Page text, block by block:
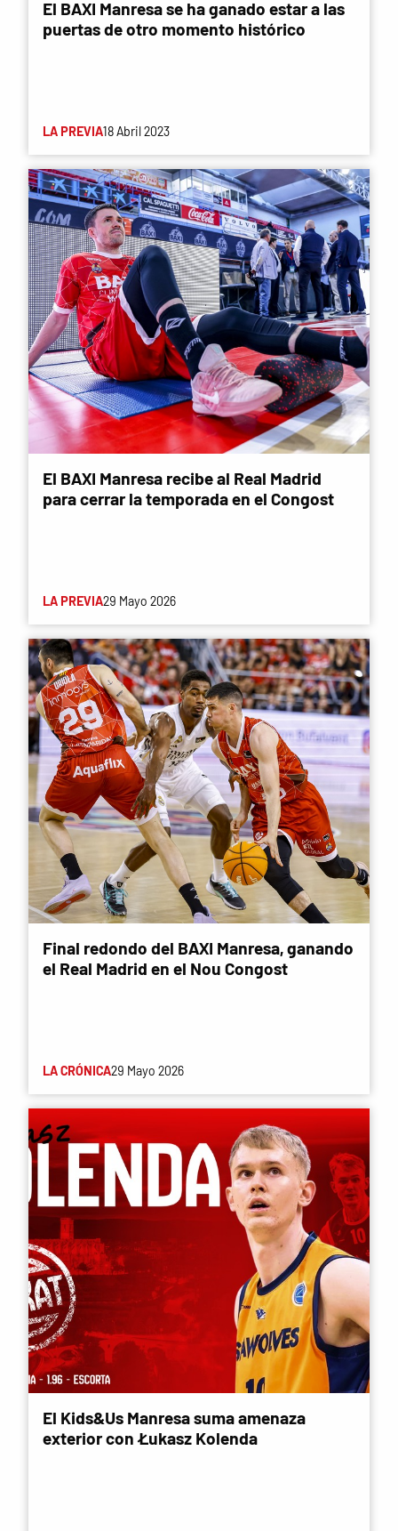
El BAXI Manresa se ha ganado estar a las
puertas de otro momento histórico
LA PREVIA18 Abril 2023
El BAXI Manresa recibe al Real Madrid
para cerrar la temporada en el Congost
LA PREVIA29 Mayo 2026
Final redondo del BAXI Manresa, ganando
el Real Madrid en el Nou Congost
LA CRÓNICA29 Mayo 2026
El Kids&Us Manresa suma amenaza
exterior con Łukasz Kolenda